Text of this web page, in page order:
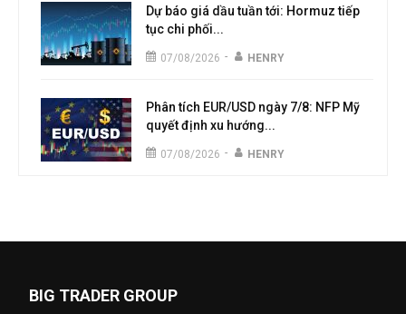
Dự báo giá dầu tuần tới: Hormuz tiếp
tục chi phối...
07/08/2026 - HENRY
Phân tích EUR/USD ngày 7/8: NFP Mỹ
quyết định xu hướng...
07/08/2026 - HENRY
BIG TRADER GROUP